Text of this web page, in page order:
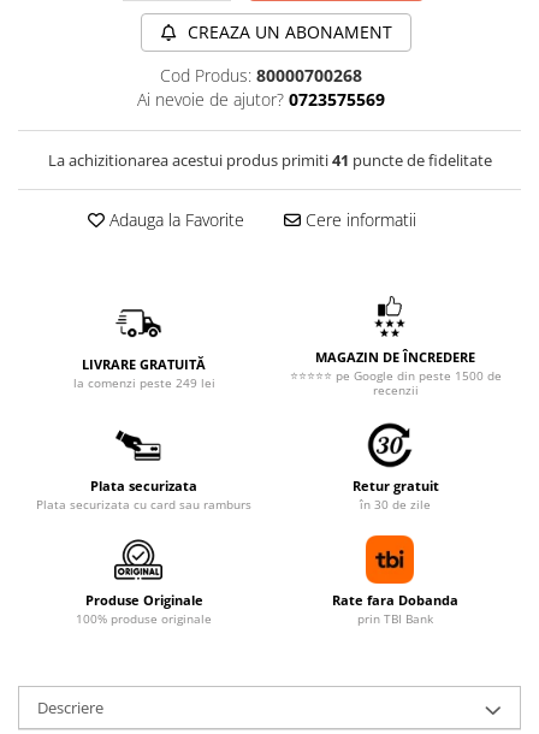
CREAZA UN ABONAMENT
Cod Produs: 80000700268
Ai nevoie de ajutor? 0723575569
La achizitionarea acestui produs primiti41 puncte de fidelitate
Adauga la Favorite Cere informatii
LIVRARE GRATUITĂ
la comenzi peste 249 lei
MAGAZIN DE ÎNCREDERE
⭐⭐⭐⭐⭐ pe Google din peste 1500 de
recenzii
Plata securizata
Plata securizata cu card sau ramburs
Retur gratuit
în 30 de zile
Produse Originale
100% produse originale
Rate fara Dobanda
prin TBI Bank
Descriere